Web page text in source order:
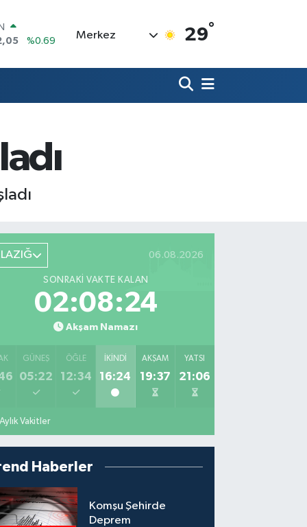
%0.06
%0.02
%48
Merkez 29°
06.08.2026
SONRAKI VAKTE KALAN
02:08:23
Akşam Namazı
GÜNEŞ
05:22
ÖĞLE
12:34
İKINDI
16:24
AKŞAM
19:37
YATSI
21:06
Aylık Vakitler
Haberler
Komşu Şehirde
Deprem